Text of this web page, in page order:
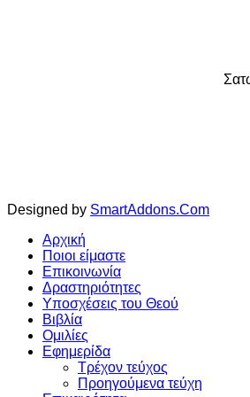
Designed by SmartAddons.Com
Αρχική
Ποιοι είμαστε
Επικοινωνία
Δραστηριότητες
Υποσχέσεις του Θεού
Βιβλία
Ομιλίες
Εφημερίδα
Τρέχον τεύχος
Προηγούμενα τεύχη